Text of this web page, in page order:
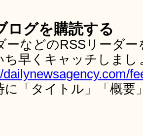
ログを購読する
ーなどのRSSリーダ
ち早くキャッチしま
dailynewsagency.com/
に「タイトル」「概要